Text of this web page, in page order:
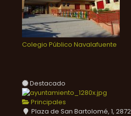
Colegio Público Navalafuente
Destacado
Principales
Plaza de San Bartolomé, 1,